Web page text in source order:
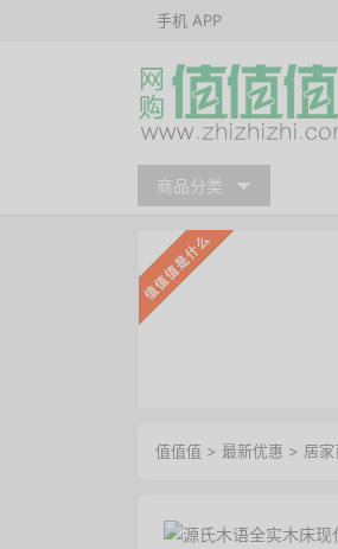
手机 APP
商品分类
值值值 > 最新优惠 > 居家